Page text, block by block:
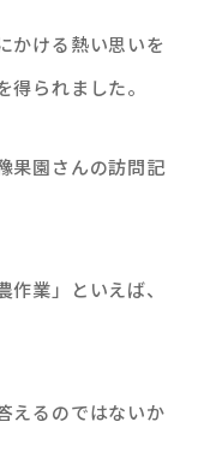
かける熱い思いを
られました。
果園さんの訪問記
業」といえば、
えるのではないか